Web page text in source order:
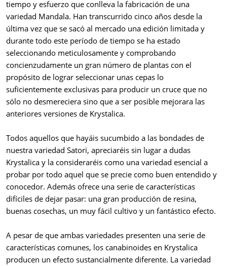
tiempo y esfuerzo que conlleva la fabricación de una
variedad Mandala. Han transcurrido cinco años desde la
última vez que se sacó al mercado una edición limitada y
durante todo este período de tiempo se ha estado
seleccionando meticulosamente y comprobando
concienzudamente un gran número de plantas con el
propósito de lograr seleccionar unas cepas lo
suficientemente exclusivas para producir un cruce que no
sólo no desmereciera sino que a ser posible mejorara las
anteriores versiones de Krystalica.
Todos aquellos que hayáis sucumbido a las bondades de
nuestra variedad Satori, apreciaréis sin lugar a dudas
Krystalica y la consideraréis como una variedad esencial a
probar por todo aquel que se precie como buen entendido y
conocedor. Además ofrece una serie de características
difíciles de dejar pasar: una gran producción de resina,
buenas cosechas, un muy fácil cultivo y un fantástico efecto.
A pesar de que ambas variedades presenten una serie de
características comunes, los canabinoides en Krystalica
producen un efecto sustancialmente diferente. La variedad